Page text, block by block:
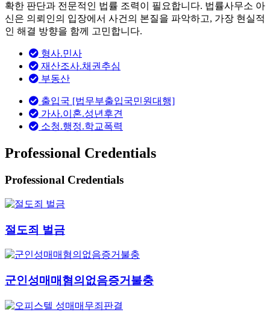
확한 판단과 전문적인 법률 조력이 필요합니다. 법률사무소 아
신은 의뢰인의 입장에서 사건의 본질을 파악하고, 가장 현실적
인 해결 방향을 함께 고민합니다.
형사.민사
재산조사.채권추심
부동산
출입국 [법무부출입국민원대행]
가사.이혼.성년후견
소청.행정.학교폭력
Professional Credentials
Professional Credentials
절도죄 벌금
군인성매매혐의없음증거불충